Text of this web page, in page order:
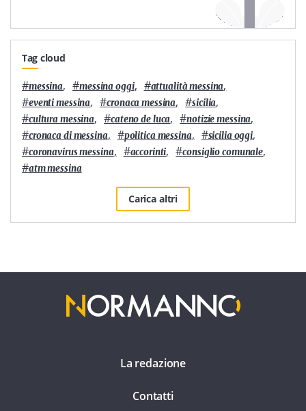
Tag cloud
#messina, #messina oggi, #attualità messina,
#eventi messina, #cronaca messina, #sicilia,
#cultura messina, #cateno de luca, #notizie messina,
#cronaca di messina, #politica messina, #sicilia oggi,
#coronavirus messina, #accorinti, #consiglio comunale,
#atm messina
Carica altri
La redazione
Contatti